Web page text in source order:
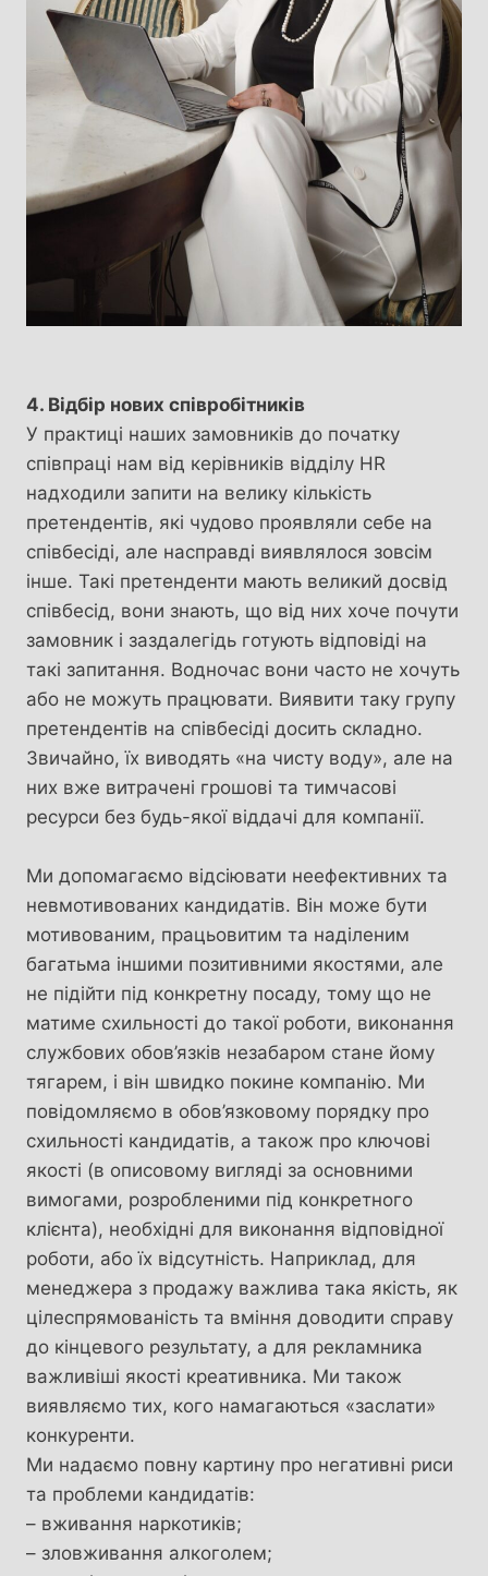
4. Відбір нових співробітників
У практиці наших замовників до початку
співпраці нам від керівників відділу HR
надходили запити на велику кількість
претендентів, які чудово проявляли себе на
співбесіді, але насправді виявлялося зовсім
інше. Такі претенденти мають великий досвід
співбесід, вони знають, що від них хоче почути
замовник і заздалегідь готують відповіді на
такі запитання. Водночас вони часто не хочуть
або не можуть працювати. Виявити таку групу
претендентів на співбесіді досить складно.
Звичайно, їх виводять «на чисту воду», але на
них вже витрачені грошові та тимчасові
ресурси без будь-якої віддачі для компанії.
Ми допомагаємо відсіювати неефективних та
невмотивованих кандидатів. Він може бути
мотивованим, працьовитим та наділеним
багатьма іншими позитивними якостями, але
не підійти під конкретну посаду, тому що не
матиме схильності до такої роботи, виконання
службових обов’язків незабаром стане йому
тягарем, і він швидко покине компанію. Ми
повідомляємо в обов’язковому порядку про
схильності кандидатів, а також про ключові
якості (в описовому вигляді за основними
вимогами, розробленими під конкретного
клієнта), необхідні для виконання відповідної
роботи, або їх відсутність. Наприклад, для
менеджера з продажу важлива така якість, як
цілеспрямованість та вміння доводити справу
до кінцевого результату, а для рекламника
важливіші якості креативника. Ми також
виявляємо тих, кого намагаються «заслати»
конкуренти.
Ми надаємо повну картину про негативні риси
та проблеми кандидатів:
– вживання наркотиків;
– зловживання алкоголем;